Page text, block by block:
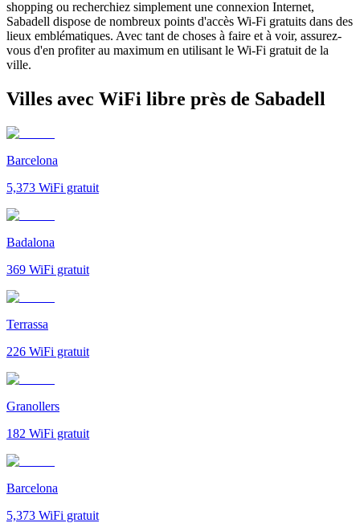
shopping ou recherchiez simplement une connexion Internet,
Sabadell dispose de nombreux points d'accès Wi-Fi gratuits dans des
lieux emblématiques. Avec tant de choses à faire et à voir, assurez-
vous d'en profiter au maximum en utilisant le Wi-Fi gratuit de la
ville.
Villes avec WiFi libre près de Sabadell
Barcelona
5,373 WiFi gratuit
Badalona
369 WiFi gratuit
Terrassa
226 WiFi gratuit
Granollers
182 WiFi gratuit
Barcelona
5,373 WiFi gratuit